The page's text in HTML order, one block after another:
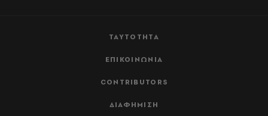
ΤΑΥΤΟΤΗΤΑ
ΕΠΙΚΟΙΝΩΝΙΑ
CONTRIBUTORS
ΔΙΑΦΗΜΙΣΗ